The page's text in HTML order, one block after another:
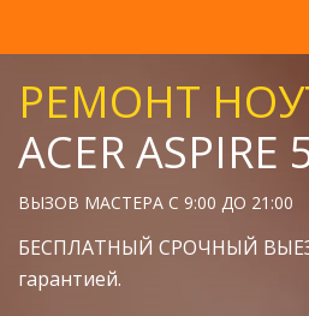
РЕМОНТ
ACER ASPIRE
ВЫЗОВ МАСТЕРА С 9:00 ДО 21:00
БЕСПЛАТНЫЙ СРОЧНЫЙ
гарантией.